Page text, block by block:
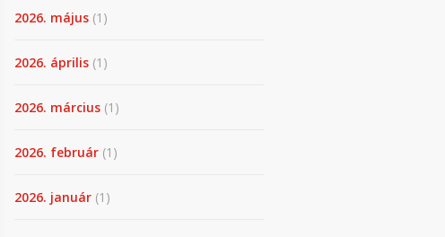
2026. május (1)
2026. április (1)
2026. március (1)
2026. február (1)
2026. január (1)